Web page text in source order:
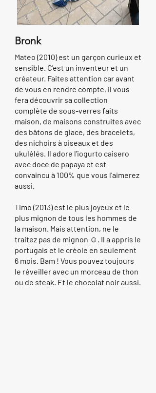
Bronk
Mateo (2010) est un garçon curieux et
sensible. C'est un inventeur et un
créateur. Faites attention car avant
de vous en rendre compte, il vous
fera découvrir sa collection
complète de sous-verres faits
maison, de maisons construites avec
des bâtons de glace, des bracelets,
des nichoirs à oiseaux et des
ukulélés. Il adore l'iogurto caisero
avec doce de papaya et est
convaincu à 100% que vous l'aimerez
aussi.
Timo (2013) est le plus joyeux et le
plus mignon de tous les hommes de
la maison. Mais attention, ne le
traitez pas de mignon ☺. Il a appris le
portugais et le créole en seulement
6 mois. Bam ! Vous pouvez toujours
le réveiller avec un morceau de thon
ou de steak. Et le chocolat noir aussi.